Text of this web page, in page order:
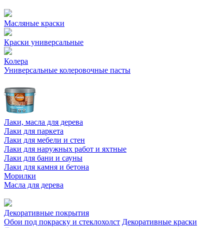
Масляные краски
Краски универсальные
Колера
Универсальные колеровочные пасты
Лаки, масла для дерева
Лаки для паркета
Лаки для мебели и стен
Лаки для наружных работ и яхтные
Лаки для бани и сауны
Лаки для камня и бетона
Морилки
Масла для дерева
Декоративные покрытия
Обои под покраску и стеклохолст Декоративные краски